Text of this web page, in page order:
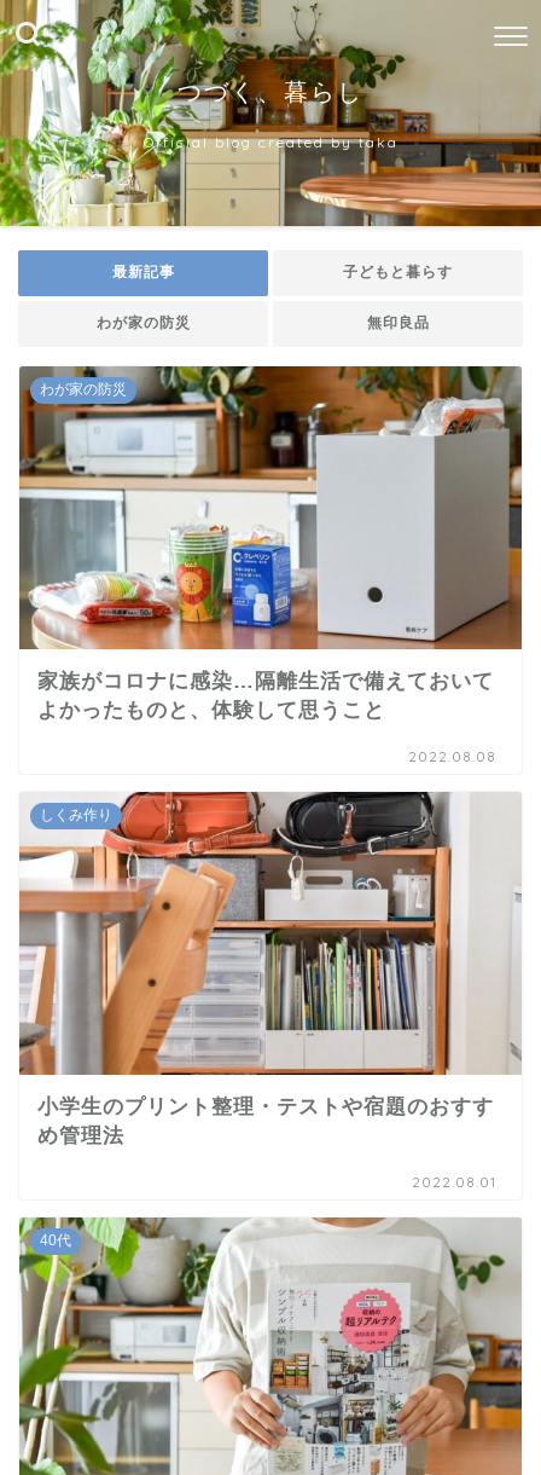
つづく、暮らし
Official blog created by taka
最新記事 子どもと暮らす
わが家の防災 無印良品
わが家の防災
家族がコロナに感染…隔離生活で備えておいて
よかったものと、体験して思うこと
2022.08.08
しくみ作り
小学生のプリント整理・テストや宿題のおすす
め管理法
2022.08.01
40代